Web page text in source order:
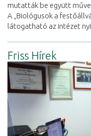
mutatták be együtt
A „Biológusok a
látogatható az intézet
Friss Hírek